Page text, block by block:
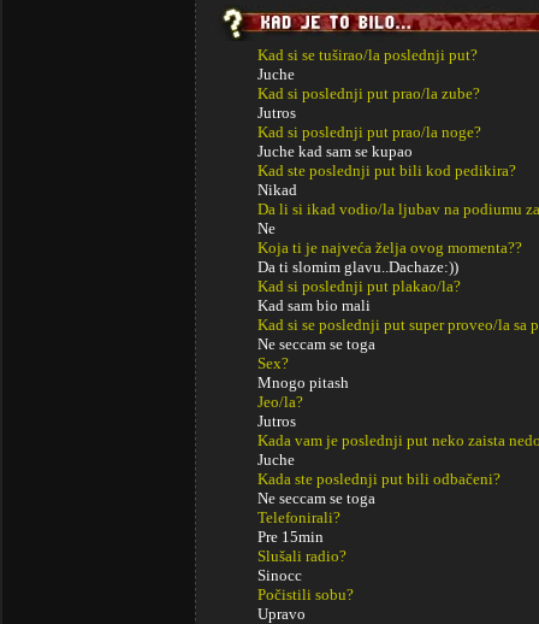
Kad si se tuširao/la poslednji put?
Juche
Kad si poslednji put prao/la zube?
Jutros
Kad si poslednji put prao/la noge?
Juche kad sam se kupao
Kad ste poslednji put bili kod pedikira?
Nikad
Da li si ikad vodio/la ljubav na podiumu
Ne
Koja ti je najveća želja ovog momenta??
Da ti slomim glavu..Dachaze:))
Kad si poslednji put plakao/la?
Kad sam bio mali
Kad si se poslednji put super proveo/la sa
Ne seccam se toga
Sex?
Mnogo pitash
Jeo/la?
Jutros
Kada vam je poslednji put neko zaista
Juche
Kada ste poslednji put bili odbačeni?
Ne seccam se toga
Telefonirali?
Pre 15min
Slušali radio?
Sinocc
Počistili sobu?
Upravo